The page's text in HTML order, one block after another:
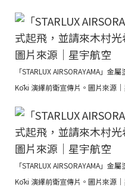
「STARLUX AIRSORAYAMA」
Kōki 演繹前衛宣傳片。圖片來源
「STARLUX AIRSORAYAMA」
Kōki 演繹前衛宣傳片。圖片來源